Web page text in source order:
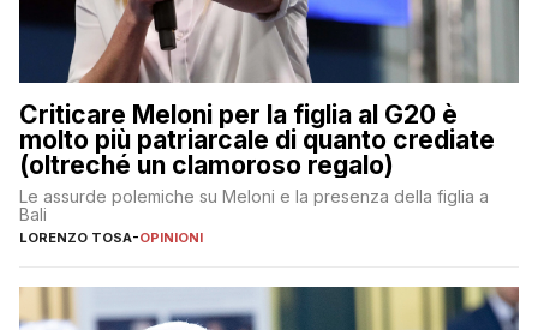
Criticare Meloni per la figlia al G20 è
molto più patriarcale di quanto crediate
(oltreché un clamoroso regalo)
Le assurde polemiche su Meloni e la presenza della figlia a
Bali
LORENZO TOSA-OPINIONI